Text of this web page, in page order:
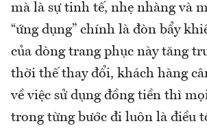
mà là sự tinh tế, nhẹ nhàng và
“ứng dụng” chính là đòn bẩy
của dòng trang phục này tăng
thời thế thay đổi, khách hàng
về việc sử dụng đồng tiền thì
trong từng bước đi luôn là điều